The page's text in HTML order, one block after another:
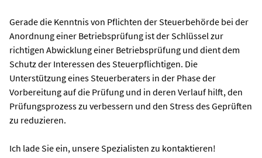
Gerade die Kenntnis von Pflichten der Steuerbehörde bei der
Anordnung einer Betriebsprüfung ist der Schlüssel zur
richtigen Abwicklung einer Betriebsprüfung und dient dem
Schutz der Interessen des Steuerpflichtigen. Die
Unterstützung eines Steuerberaters in der Phase der
Vorbereitung auf die Prüfung und in deren Verlauf hilft, den
Prüfungsprozess zu verbessern und den Stress des Geprüften
zu reduzieren.
Ich lade Sie ein, unsere Spezialisten zu kontaktieren!